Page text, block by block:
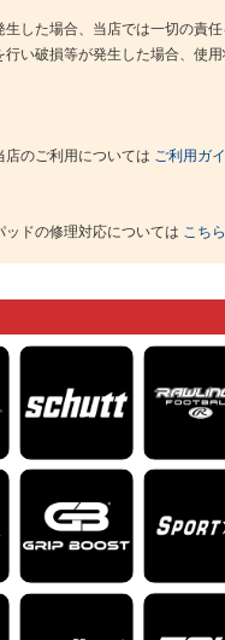
した場合、当店では一切の責
い破損等が発生した場合、使
のご利用については ご利用ガ
ドの修理対応については こちら